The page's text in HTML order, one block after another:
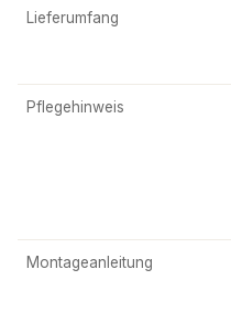
Lieferumfang
Pflegehinweis
Montageanleitung